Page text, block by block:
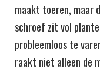
maakt toeren, maar
schroef zit vol
probleemloos te
raakt niet alleen de